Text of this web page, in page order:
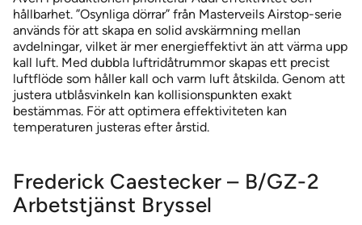
NATTGARDIN *Endast den skandinaviska marknaden
PORTAL 300 luftridå – Lågbyggt fläktaggregat
POWERSTREAM DSB luftridå
POWERSTREAM DSB AIRLOCK luftridå
POWERSTREAM DSB COMFORT luftridå
hållbarhet. ”Osynliga dörrar” från Masterveils Airstop-serie
används för att skapa en solid avskärmning mellan
avdelningar, vilket är mer energieffektivt än att värma upp
kall luft. Med dubbla luftridåtrummor skapas ett precist
luftflöde som håller kall och varm luft åtskilda. Genom att
justera utblåsvinkeln kan kollisionspunkten exakt
bestämmas. För att optimera effektiviteten kan
temperaturen justeras efter årstid.
Frederick Caestecker – B/GZ-2
Arbetstjänst Bryssel